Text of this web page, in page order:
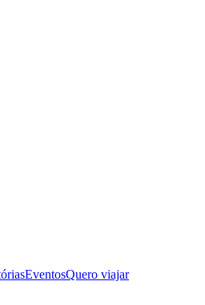
EventosQuero viajar